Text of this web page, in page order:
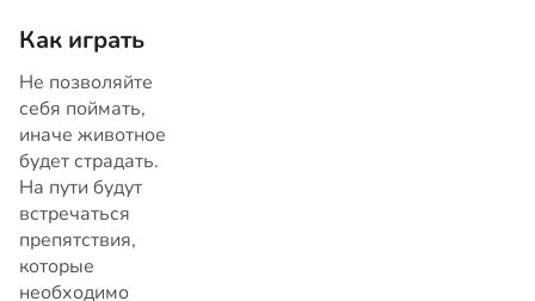
Как играть
Не позволяйте
себя поймать,
иначе животное
будет страдать.
На пути будут
встречаться
препятствия,
которые
необходимо